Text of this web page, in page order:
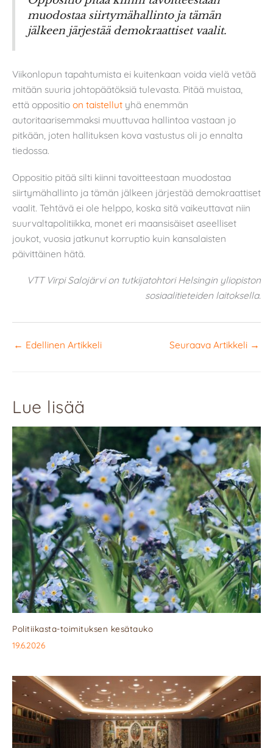
muodostaa siirtymähallinto ja tämän
jälkeen järjestää demokraattiset vaalit.
Viikonlopun tapahtumista ei kuitenkaan voida vielä vetää
mitään suuria johtopäätöksiä tulevasta. Pitää muistaa,
että oppositio on taistellut yhä enemmän
autoritaarisemmaksi muuttuvaa hallintoa vastaan jo
pitkään, joten hallituksen kova vastustus oli jo ennalta
tiedossa.
Oppositio pitää silti kiinni tavoitteestaan muodostaa
siirtymähallinto ja tämän jälkeen järjestää demokraattiset
vaalit. Tehtävä ei ole helppo, koska sitä vaikeuttavat niin
suurvaltapolitiikka, monet eri maansisäiset aseelliset
joukot, vuosia jatkunut korruptio kuin kansalaisten
päivittäinen hätä.
VTT Virpi Salojärvi on tutkijatohtori Helsingin yliopiston
sosiaalitieteiden laitoksella.
← Edellinen Artikkeli Seuraava Artikkeli →
Lue lisää
Politiikasta-toimituksen kesätauko
19.6.2026